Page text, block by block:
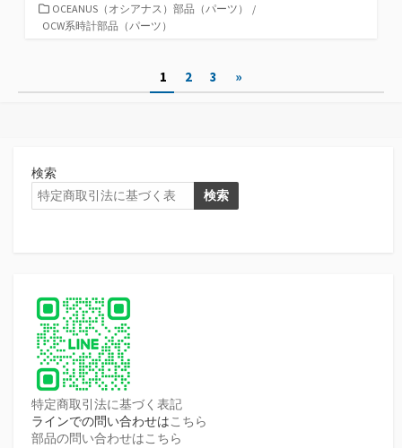
カ
テ
OCEANUS（オシアナス）部品（パーツ）
/
OCW系時計部品（パーツ）
ペ
り
1 2 3 »
検索
検索
特定商取引法に基づく表記
ラインでの問い合わせはこちら
部品の問い合わせはこちら